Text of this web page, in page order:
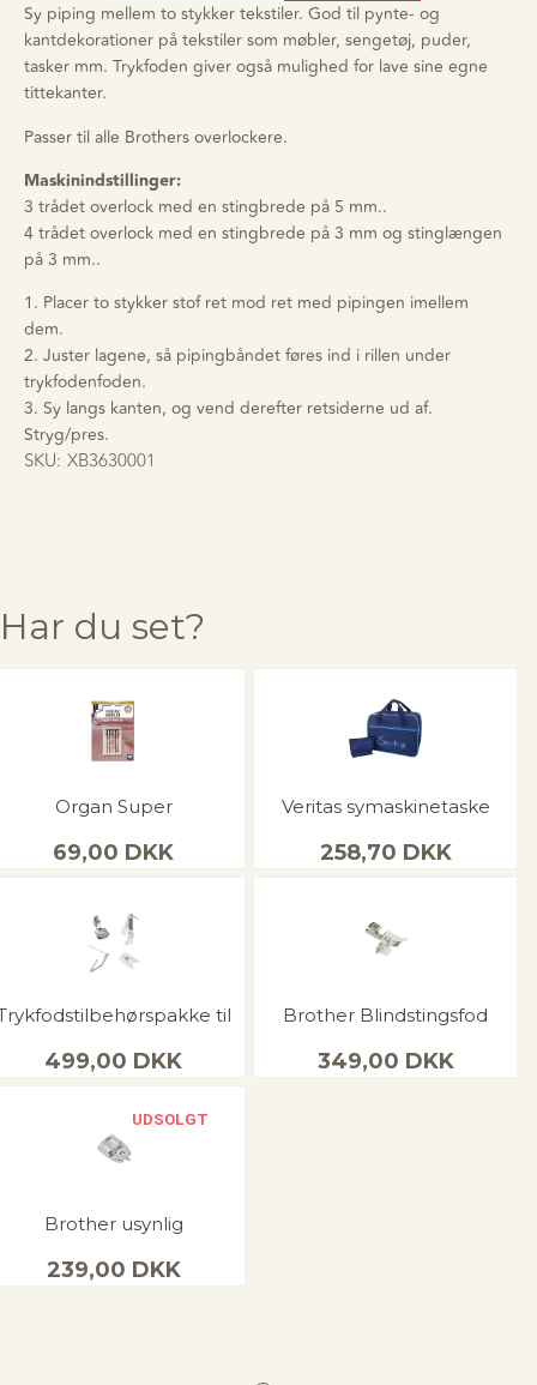
Sy piping mellem to stykker tekstiler. God til pynte- og
kantdekorationer på tekstiler som møbler, sengetøj, puder,
tasker mm. Trykfoden giver også mulighed for lave sine egne
tittekanter.
Passer til alle Brothers overlockere.
Maskinindstillinger:
3 trådet overlock med en stingbrede på 5 mm..
4 trådet overlock med en stingbrede på 3 mm og stinglængen
på 3 mm..
1. Placer to stykker stof ret mod ret med pipingen imellem
dem.
2. Juster lagene, så pipingbåndet føres ind i rillen under
trykfodenfoden.
3. Sy langs kanten, og vend derefter retsiderne ud af.
Stryg/pres.
SKU: XB3630001
Har du set?
Organ Super
69,00 DKK
Veritas symaskinetaske
258,70 DKK
til
499,00 DKK
Brother Blindstingsfod
349,00 DKK
UDSOLGT
Brother usynlig
239,00 DKK